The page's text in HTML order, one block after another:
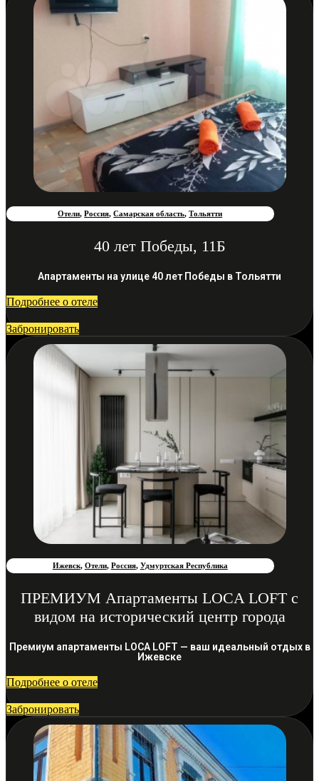
Отели,Россия,Самарская область,Тольятти
40 лет Победы, 11Б
Апартаменты на улице 40 лет Победы в Тольятти
Подробнее о отеле
Забронировать
Ижевск, Отели, Россия, Удмуртская Республика
ПРЕМИУМ Апартаменты LOCA LOFT с
видом на исторический центр города
Премиум апартаменты LOCA LOFT — ваш идеальный отдых в
Ижевске
Подробнее о отеле
Забронировать